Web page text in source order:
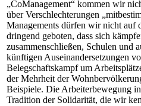
„CoManagement“ kommen wir
über Verschlechterungen
Managements dürfen wir nicht auf
dringend geboten, dass sich
zusammenschließen, Schulen und
künftigen Auseinandersetzungen
Belegschaftskampf um
der Mehrheit der
Beispiele. Die Arbeiterbewegung
Tradition der Solidarität, die wir